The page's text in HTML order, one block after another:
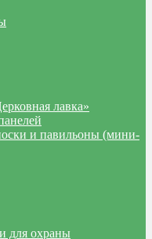
лавка»
и павильоны (мини-
для охраны